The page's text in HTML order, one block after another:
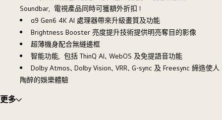
投
影
片
投
影
片
Soundbar，電視產品同時可獲額外折扣！
α9 Gen6 4K AI 處理器帶來升級畫質及功能
Brightness Booster 亮度提升技術提供明亮奪目的影像
超薄機身配合無縫邊框
智能功能，包括 ThinQ AI、WebOS 及免提語音功能
Dolby Atmos、Dolby Vision、VRR、G-sync 及 Freesync 締造使人
陶醉的娛樂體驗
更多